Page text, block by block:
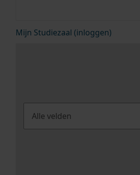
Mijn Studiezaal (inloggen)